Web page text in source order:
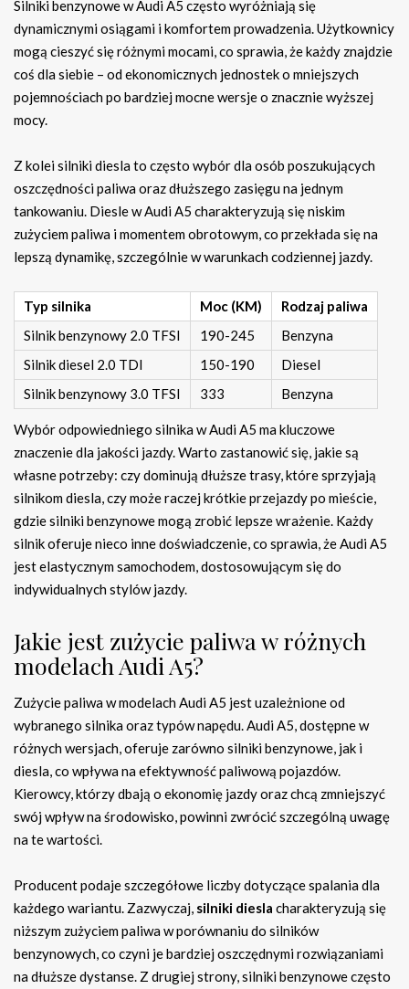
Silniki benzynowe w Audi A5 często wyróżniają się
dynamicznymi osiągami i komfortem prowadzenia. Użytkownicy
mogą cieszyć się różnymi mocami, co sprawia, że każdy znajdzie
coś dla siebie – od ekonomicznych jednostek o mniejszych
pojemnościach po bardziej mocne wersje o znacznie wyższej
mocy.
Z kolei silniki diesla to często wybór dla osób poszukujących
oszczędności paliwa oraz dłuższego zasięgu na jednym
tankowaniu. Diesle w Audi A5 charakteryzują się niskim
zużyciem paliwa i momentem obrotowym, co przekłada się na
lepszą dynamikę, szczególnie w warunkach codziennej jazdy.
Typ silnika Moc (KM)
Rodzaj paliwa
Silnik benzynowy 2.0 TFSI
190-245
Benzyna
Silnik diesel 2.0 TDI
150-190
Diesel
Silnik benzynowy 3.0 TFSI
333 Benzyna
Wybór odpowiedniego silnika w Audi A5 ma kluczowe
znaczenie dla jakości jazdy. Warto zastanowić się, jakie są
własne potrzeby: czy dominują dłuższe trasy, które sprzyjają
silnikom diesla, czy może raczej krótkie przejazdy po mieście,
gdzie silniki benzynowe mogą zrobić lepsze wrażenie. Każdy
silnik oferuje nieco inne doświadczenie, co sprawia, że Audi A5
jest elastycznym samochodem, dostosowującym się do
indywidualnych stylów jazdy.
Jakie jest zużycie paliwa w różnych
modelach Audi A5?
Zużycie paliwa w modelach Audi A5 jest uzależnione od
wybranego silnika oraz typów napędu. Audi A5, dostępne w
różnych wersjach, oferuje zarówno silniki benzynowe, jak i
diesla, co wpływa na efektywność paliwową pojazdów.
Kierowcy, którzy dbają o ekonomię jazdy oraz chcą zmniejszyć
swój wpływ na środowisko, powinni zwrócić szczególną uwagę
na te wartości.
Producent podaje szczegółowe liczby dotyczące spalania dla
każdego wariantu. Zazwyczaj, silniki diesla charakteryzują się
niższym zużyciem paliwa w porównaniu do silników
benzynowych, co czyni je bardziej oszczędnymi rozwiązaniami
na dłuższe dystanse. Z drugiej strony, silniki benzynowe często